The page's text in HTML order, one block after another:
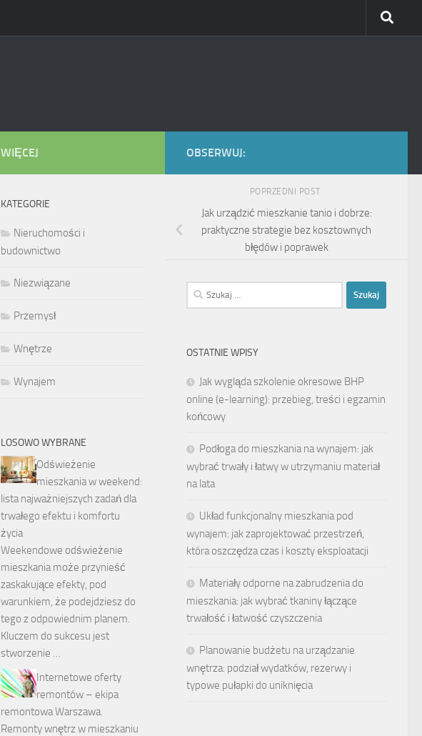
OBSERWUJ:
POPRZEDNI POST
Jak urządzić mieszkanie tanio i dobrze:
praktyczne strategie bez kosztownych
błędów i poprawek
Szukaj:
OSTATNIE WPISY
Jak wygląda szkolenie okresowe BHP
online (e-learning): przebieg, treści i egzamin
końcowy
Podłoga do mieszkania na wynajem: jak
wybrać trwały i łatwy w utrzymaniu materiał
na lata
Układ funkcjonalny mieszkania pod
wynajem: jak zaprojektować przestrzeń,
która oszczędza czas i koszty eksploatacji
Materiały odporne na zabrudzenia do
mieszkania: jak wybrać tkaniny łączące
trwałość i łatwość czyszczenia
Planowanie budżetu na urządzanie
wnętrza: podział wydatków, rezerwy i
typowe pułapki do uniknięcia
WIĘCEJ
KATEGORIE
Nieruchomości i
budownictwo
Niezwiązane
Przemysł
Wnętrze
Wynajem
LOSOWO WYBRANE
Odświeżenie
mieszkania w weekend:
lista najważniejszych zadań dla
trwałego efektu i komfortu
życia
Weekendowe odświeżenie
mieszkania może przynieść
zaskakujące efekty, pod
warunkiem, że podejdziesz do
tego z odpowiednim planem.
Kluczem do sukcesu jest
stworzenie …
Internetowe oferty
remontów – ekipa
remontowa Warszawa.
Remonty wnętrz w mieszkaniu